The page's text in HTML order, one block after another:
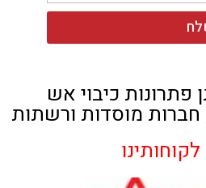
כיבוי אש
מוסדות ורשתות